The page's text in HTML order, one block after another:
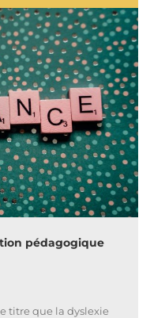
pédagogique
titre que la dyslexie